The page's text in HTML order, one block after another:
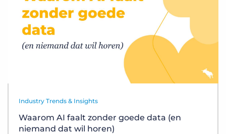
Industry Trends & Insights
Waarom AI faalt zonder goede data (en
niemand dat wil horen)